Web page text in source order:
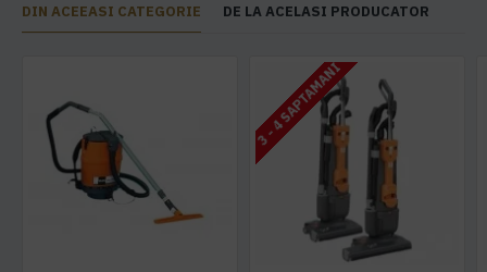
DIN ACEEASI CATEGORIE DE LA ACELASI PRODUCATOR
3 - 4 SAPTAMANI